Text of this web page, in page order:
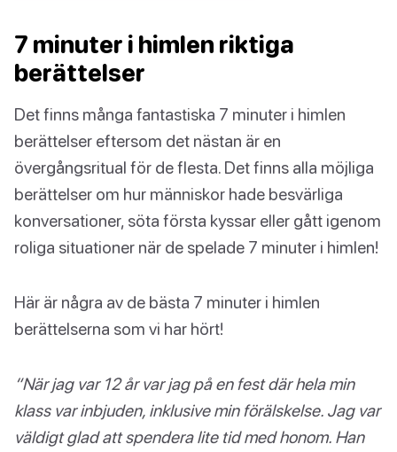
7 minuter i himlen riktiga
berättelser
Det finns många fantastiska 7 minuter i himlen
berättelser eftersom det nästan är en
övergångsritual för de flesta. Det finns alla möjliga
berättelser om hur människor hade besvärliga
konversationer, söta första kyssar eller gått igenom
roliga situationer när de spelade 7 minuter i himlen!
Här är några av de bästa 7 minuter i himlen
berättelserna som vi har hört!
“När jag var 12 år var jag på en fest där hela min
klass var inbjuden, inklusive min förälskelse. Jag var
väldigt glad att spendera lite tid med honom. Han